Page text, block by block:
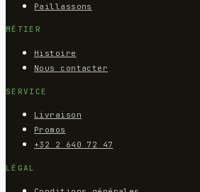
Paillassons
MÉTIER
Histoire
Nous contacter
SERVICE
Livraison
Promos
+32 2 640 72 47
LÉGAL